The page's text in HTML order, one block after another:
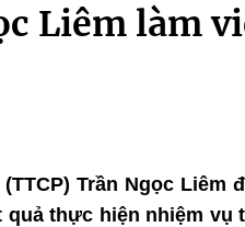
Liêm làm
Trần Ngọc Liêm
quả thực hiện nhiệm vụ